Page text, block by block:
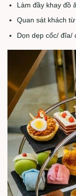
Làm đầy khay đồ
Quan sát khách
Dọn dẹp cốc/